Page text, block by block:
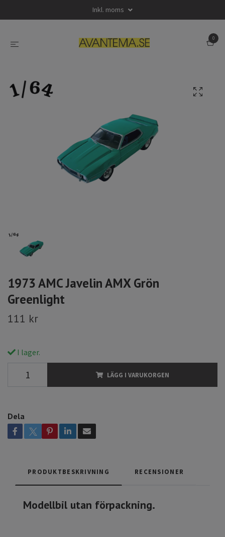
Inkl. moms
0
1973 AMC Javelin AMX Grön
Greenlight
111 kr
I lager.
LÄGG I VARUKORGEN
Dela
PRODUKTBESKRIVNING RECENSIONER
Modellbil utan förpackning.